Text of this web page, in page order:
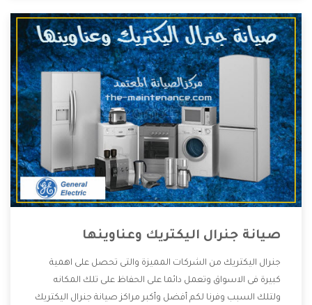
صيانة جنرال اليكتريك وعناوينها
جنرال اليكتريك من الشركات المميزة والتى تحصل على اهمية
كبيرة فى الاسواق وتعمل دائما على الحفاظ على تلك المكانه
ولتلك السبب وفرنا لكم أفضل وأكبر مراكز صيانة جنرال اليكتريك